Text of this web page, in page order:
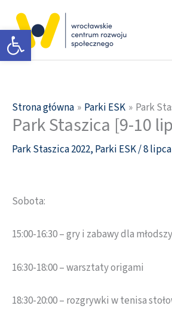
Otwórz pasek narzędzi
treści
Strona główna Parki ESK Park
Park Staszica [9-10
Park Staszica 2022, Parki ESK/8
Sobota:
15:00-16:30 – gry i zabawy dla
16:30-18:00 – warsztaty origami
18:30-20:00 – rozgrywki w tenisa